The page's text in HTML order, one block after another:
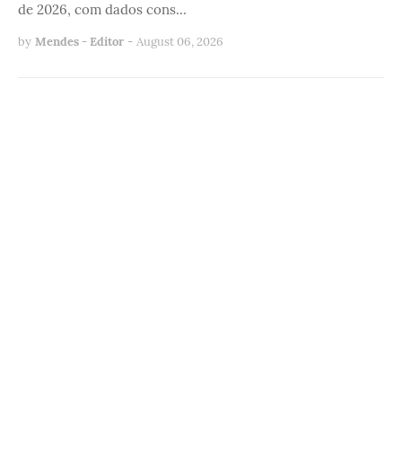
de 2026, com dados cons…
by Mendes - Editor - August 06, 2026